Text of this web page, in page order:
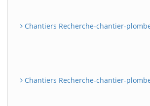
Chantiers Recherche-chantier-
Chantiers Recherche-chantier-